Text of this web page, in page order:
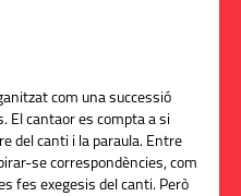
com una successió
El cantaor es compta a si
del canti i la paraula. Entre
se correspondències, com
fes exegesis del canti. Però